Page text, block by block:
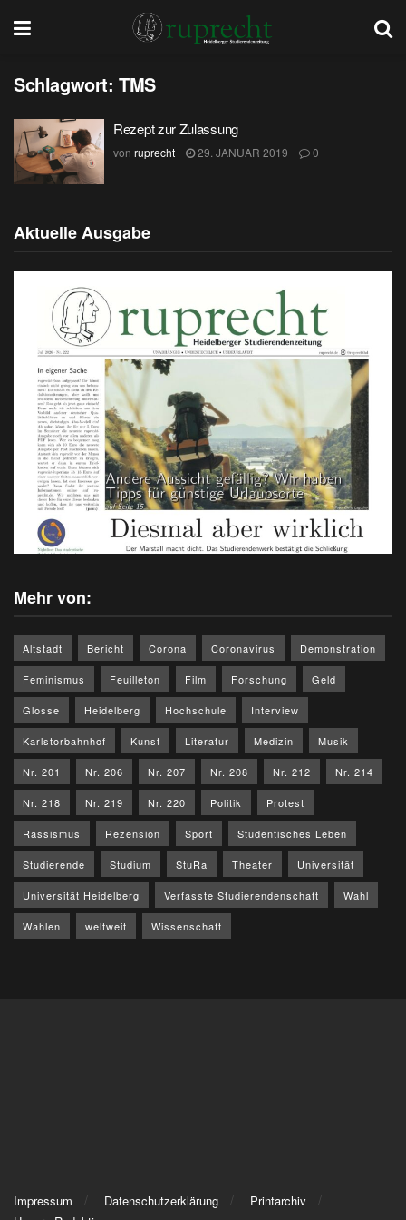
Schlagwort:TMS
Rezept zur Zulassung
von ruprecht 29. JANUAR 2019 0
Aktuelle Ausgabe
Mehr von:
Altstadt Bericht Corona Coronavirus Demonstration
Feminismus Feuilleton Film Forschung Geld
Glosse Heidelberg Hochschule Interview
Karlstorbahnhof Kunst Literatur Medizin Musik
Nr. 201 Nr. 206 Nr. 207 Nr. 208 Nr. 212 Nr. 214
Nr. 218 Nr. 219 Nr. 220 Politik Protest
Rassismus Rezension Sport Studentisches Leben
Studierende Studium StuRa Theater Universität
Universität Heidelberg Verfasste Studierendenschaft Wahl
Wahlen weltweit Wissenschaft
Impressum Datenschutzerklärung
Printarchiv